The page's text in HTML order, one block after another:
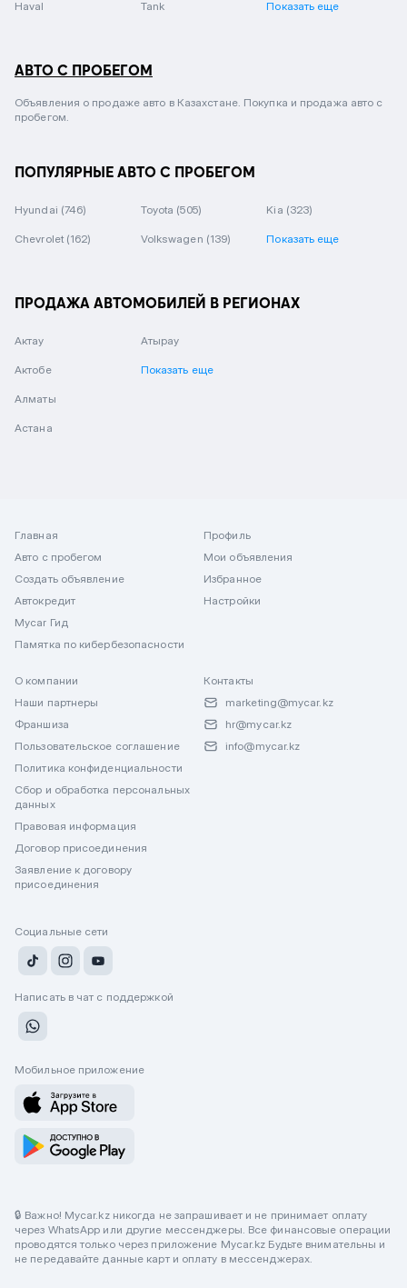
Haval Tank Показать еще
АВТО С ПРОБЕГОМ
Объявления о продаже авто в Казахстане. Покупка и продажа авто с
пробегом.
ПОПУЛЯРНЫЕ АВТО С ПРОБЕГОМ
Hyundai (746) Toyota (505) Kia (323)
Chevrolet (162) Volkswagen (139) Показать еще
ПРОДАЖА АВТОМОБИЛЕЙ В РЕГИОНАХ
Актау
Актобе
Алматы
Астана
Атырау
Показать еще
Главная
Авто с пробегом
Создать объявление
Автокредит
Mycar Гид
Памятка по кибербезопасности
Профиль
Мои объявления
Избранное
Настройки
О компании
Наши партнеры
Франшиза
Пользовательское соглашение
Политика конфиденциальности
Сбор и обработка персональных
данных
Правовая информация
Договор присоединения
Заявление к договору
присоединения
Контакты
marketing@mycar.kz
hr@mycar.kz
info@mycar.kz
Социальные сети
Написать в чат с поддержкой
Мобильное приложение
🔒 Важно! Mycar.kz никогда не запрашивает и не принимает оплату
через WhatsApp или другие мессенджеры. Все финансовые операции
проводятся только через приложение Mycar.kz Будьте внимательны и
не передавайте данные карт и оплату в мессенджерах.